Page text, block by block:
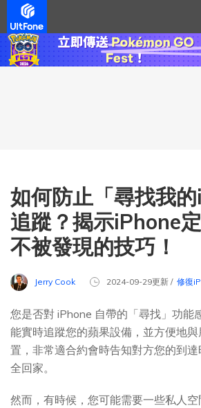
如何防止「尋找我的
追蹤？揭示iPhone
不被發現的技巧！
Jerry Cook 2024-09-29更新 / 修復
您是否對 iPhone 自帶的「尋找」功能
能實時追蹤您的蘋果設備，並方便地
置，非常適合約會時告知對方您的到
全回家。
然而，有時候，您可能需要一些私人